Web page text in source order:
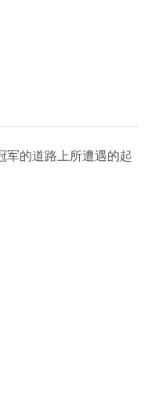
军的道路上所遭遇的起